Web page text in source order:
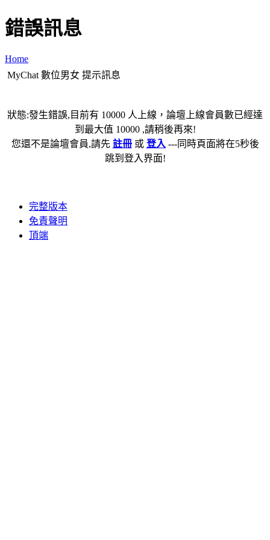
錯誤訊息
Home
MyChat 數位男女 提示訊息
狀態:發生錯誤,目前有 10000 人上線，論壇上線會員數已經達
到最大值 10000 ,請稍後再來!
您還不是論壇會員,請先 註冊或 登入 ---同時頁面將在5秒後
跳到登入界面!
完整版本
免責聲明
頂端